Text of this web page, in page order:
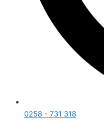
0258 - 731 318